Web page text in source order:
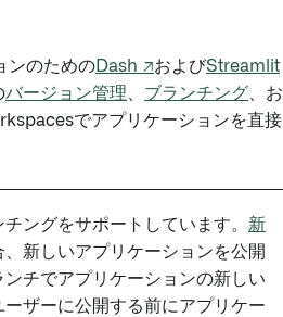
ンのためのDash ↗およびStreamlit
バージョン管理 ブランチング 、お
でアプリケーションを直接
ングをサポートしています。 新
、新しいアプリケーションを公開
チでアプリケーションの新しい
ザーに公開する前にアプリケー